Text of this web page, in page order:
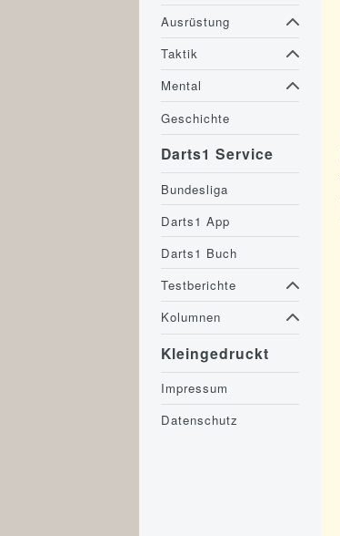
Ausrüstung
Taktik
Mental
Geschichte
Darts1 Service
Bundesliga
Darts1 App
Darts1 Buch
Testberichte
Kolumnen
Kleingedruckt
Impressum
Datenschutz